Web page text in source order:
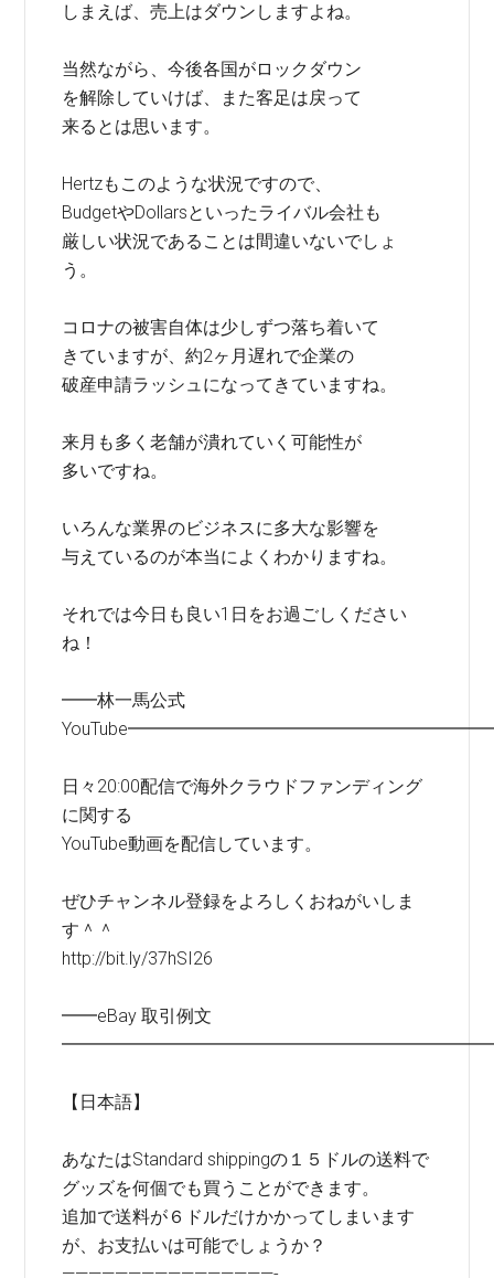
しまえば、売上はダウンしますよね。
当然ながら、今後各国がロックダウン
を解除していけば、また客足は戻って
来るとは思います。
Hertzもこのような状況ですので、
BudgetやDollarsといったライバル会社も
厳しい状況であることは間違いないでしょ
う。
コロナの被害自体は少しずつ落ち着いて
きていますが、約2ヶ月遅れで企業の
破産申請ラッシュになってきていますね。
来月も多く老舗が潰れていく可能性が
多いですね。
いろんな業界のビジネスに多大な影響を
与えているのが本当によくわかりますね。
それでは今日も良い1日をお過ごしください
ね！
━━林一馬公式
日々20:00配信で海外クラウドファンディング
に関する
YouTube動画を配信しています。
ぜひチャンネル登録をよろしくおねがいしま
す＾＾
http://bit.ly/37hSI26
━━eBay 取引例文
【日本語】
あなたはStandard shippingの１５ドルの送料で
グッズを何個でも買うことができます。
追加で送料が６ドルだけかかってしまいます
が、お支払いは可能でしょうか？